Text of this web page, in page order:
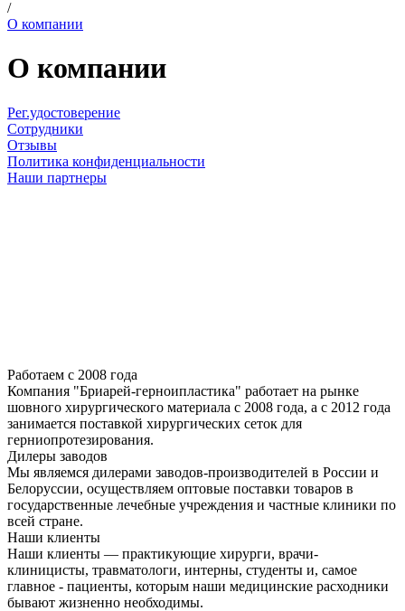
/
О компании
О компании
Рег.удостоверение
Сотрудники
Отзывы
Политика конфиденциальности
Наши партнеры
Работаем с 2008 года
Компания "Бриарей-герноипластика" работает на рынке
шовного хирургического материала с 2008 года, а с 2012 года
занимается поставкой хирургических сеток для
герниопротезирования.
Дилеры заводов
Мы являемся дилерами заводов-производителей в России и
Белоруссии, осуществляем оптовые поставки товаров в
государственные лечебные учреждения и частные клиники по
всей стране.
Наши клиенты
Наши клиенты — практикующие хирурги, врачи-
клиницисты, травматологи, интерны, студенты и, самое
главное - пациенты, которым наши медицинские расходники
бывают жизненно необходимы.